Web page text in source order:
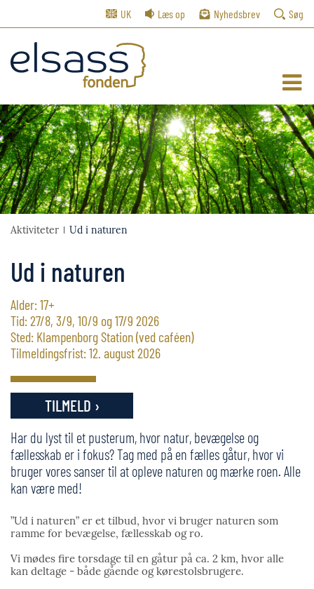
UK Læs op Nyhedsbrev Søg
Aktiviteter Ud i naturen
Ud i naturen
Alder: 17+
Tid: 27/8, 3/9, 10/9 og 17/9 2026
Sted: Klampenborg Station (ved caféen)
Tilmeldingsfrist: 12. august 2026
TILMELD ›
Har du lyst til et pusterum, hvor natur, bevægelse og
fællesskab er i fokus? Tag med på en fælles gåtur, hvor vi
bruger vores sanser til at opleve naturen og mærke roen. Alle
kan være med!
”Ud i naturen” er et tilbud, hvor vi bruger naturen som
ramme for bevægelse, fællesskab og ro.
Vi mødes fire torsdage til en gåtur på ca. 2 km, hvor alle
kan deltage - både gående og kørestolsbrugere.